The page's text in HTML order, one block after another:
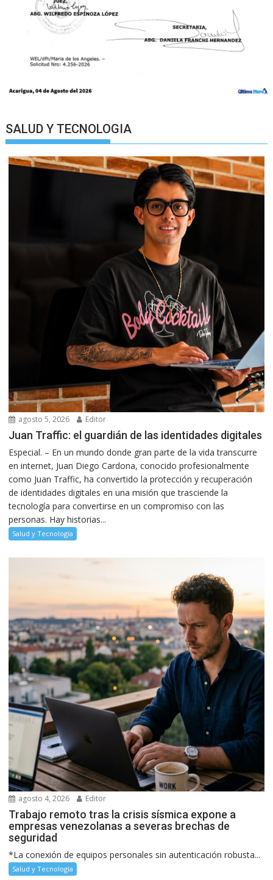
SALUD Y TECNOLOGIA
agosto 5, 2026 Editor
Juan Traffic: el guardián de las identidades digitales
Especial. – En un mundo donde gran parte de la vida transcurre
en internet, Juan Diego Cardona, conocido profesionalmente
como Juan Traffic, ha convertido la protección y recuperación
de identidades digitales en una misión que trasciende la
tecnología para convertirse en un compromiso con las
personas. Hay historias...
Salud y Tecnología
agosto 4, 2026 Editor
Trabajo remoto tras la crisis sísmica expone a
empresas venezolanas a severas brechas de
seguridad
*La conexión de equipos personales sin autenticación robusta...
Salud y Tecnología